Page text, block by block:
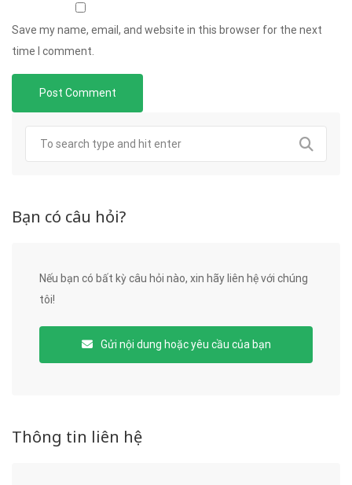
Save my name, email, and website in this browser for the next
time I comment.
Bạn có câu hỏi?
Nếu bạn có bất kỳ câu hỏi nào, xin hãy liên hệ với chúng
tôi!
Gửi nội dung hoặc yêu cầu của bạn
Thông tin liên hệ